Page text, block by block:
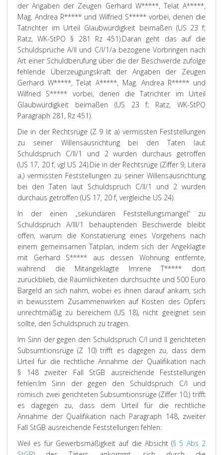
der Angaben der Zeugen Gerhard W*****, Telat A*****,
Mag. Andrea R***** und Wilfried S***** vorbei, denen die
Tatrichter im Urteil Glaubwürdigkeit beimaßen (US 23 f;
Ratz, WK-StPO § 281 Rz 451).Daran geht das auf die
Schuldsprüche A/II und C/I/1/a bezogene Vorbringen nach
Art einer Schuldberufung über die der Beschwerde zufolge
fehlende Überzeugungskraft der Angaben der Zeugen
Gerhard W*****, Telat A*****, Mag. Andrea R***** und
Wilfried S***** vorbei, denen die Tatrichter im Urteil
Glaubwürdigkeit beimaßen (US 23 f; Ratz, WK-StPO
Paragraph 281, Rz 451).
Die in der Rechtsrüge (Z 9 lit a) vermissten Feststellungen
zu seiner Willensausrichtung bei den Taten laut
Schuldspruch C/II/1 und 2 wurden durchaus getroffen
(US 17, 20 f, vgl US 24).Die in der Rechtsrüge (Ziffer 9, Litera
a,) vermissten Feststellungen zu seiner Willensausrichtung
bei den Taten laut Schuldspruch C/II/1 und 2 wurden
durchaus getroffen (US 17, 20 f, vergleiche US 24).
In der einen „sekundären Feststellungsmangel“ zu
Schuldspruch A/III/1 behauptenden Beschwerde bleibt
offen, warum die Konstatierung eines Vorgehens nach
einem gemeinsamen Tatplan, indem sich der Angeklagte
mit Gerhard S***** aus dessen Wohnung entfernte,
während die Mitangeklagte Imrene T***** dort
zurückblieb, die Räumlichkeiten durchsuchte und 500 Euro
Bargeld an sich nahm, wobei es ihnen darauf ankam, sich
in bewusstem Zusammenwirken auf Kosten des Opfers
unrechtmäßig zu bereichern (US 18), nicht geeignet sein
sollte, den Schuldspruch zu tragen.
Im Sinn der gegen den Schuldspruch C/I und II gerichteten
Subsumtionsrüge (Z 10) trifft es dagegen zu, dass dem
Urteil für die rechtliche Annahme der Qualifikation nach
§ 148 zweiter Fall StGB ausreichende Feststellungen
fehlen:Im Sinn der gegen den Schuldspruch C/I und
römisch zwei gerichteten Subsumtionsrüge (Ziffer 10,) trifft
es dagegen zu, dass dem Urteil für die rechtliche
Annahme der Qualifikation nach Paragraph 148, zweiter
Fall StGB ausreichende Feststellungen fehlen:
Weil es für Gewerbsmäßigkeit auf die Absicht(§ 5 Abs 2